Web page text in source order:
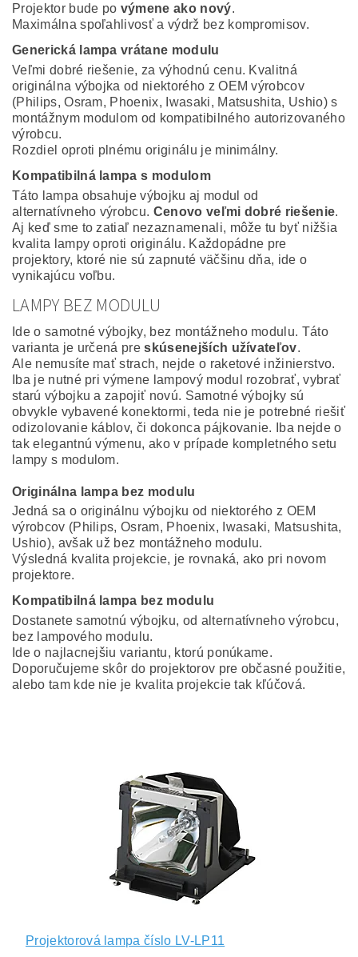
Projektor bude po výmene ako nový.
Maximálna spoľahlivosť a výdrž bez kompromisov.
Generická lampa vrátane modulu
Veľmi dobré riešenie, za výhodnú cenu. Kvalitná
originálna výbojka od niektorého z OEM výrobcov
(Philips, Osram, Phoenix, Iwasaki, Matsushita, Ushio) s
montážnym modulom od kompatibilného autorizovaného
výrobcu.
Rozdiel oproti plnému originálu je minimálny.
Kompatibilná lampa s modulom
Táto lampa obsahuje výbojku aj modul od
alternatívneho výrobcu. Cenovo veľmi dobré riešenie.
Aj keď sme to zatiaľ nezaznamenali, môže tu byť nižšia
kvalita lampy oproti originálu. Každopádne pre
projektory, ktoré nie sú zapnuté väčšinu dňa, ide o
vynikajúcu voľbu.
LAMPY BEZ MODULU
Ide o samotné výbojky, bez montážneho modulu. Táto
varianta je určená preskúsenejších užívateľov.
Ale nemusíte mať strach, nejde o raketové inžinierstvo.
Iba je nutné pri výmene lampový modul rozobrať, vybrať
starú výbojku a zapojiť novú. Samotné výbojky sú
obvykle vybavené konektormi, teda nie je potrebné riešiť
odizolovanie káblov, či dokonca pájkovanie. Iba nejde o
tak elegantnú výmenu, ako v prípade kompletného setu
lampy s modulom.
Originálna lampa bez modulu
Jedná sa o originálnu výbojku od niektorého z OEM
výrobcov (Philips, Osram, Phoenix, Iwasaki, Matsushita,
Ushio), avšak už bez montážneho modulu.
Výsledná kvalita projekcie, je rovnaká, ako pri novom
projektore.
Kompatibilná lampa bez modulu
Dostanete samotnú výbojku, od alternatívneho výrobcu,
bez lampového modulu.
Ide o najlacnejšiu variantu, ktorú ponúkame.
Doporučujeme skôr do projektorov pre občasné použitie,
alebo tam kde nie je kvalita projekcie tak kľúčová.
Projektorová lampa číslo LV-LP11